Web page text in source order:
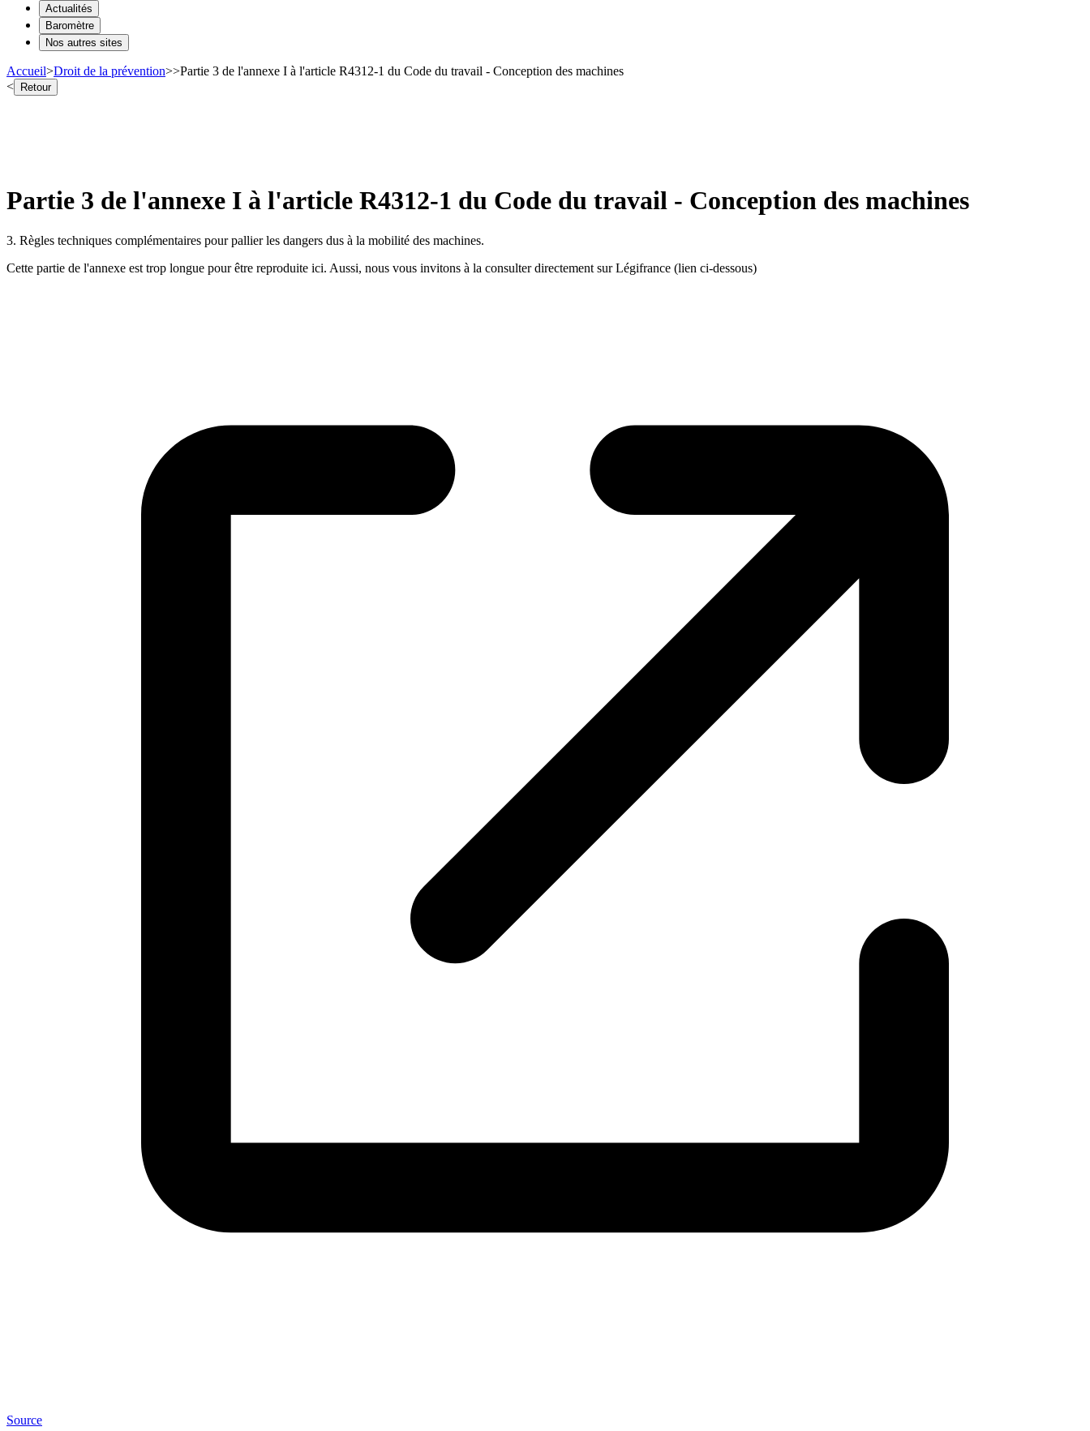
Actualités
Baromètre
Nos autres sites
Accueil>Droit de la prévention>>Partie 3 de l'annexe I à l'article R4312-1 du Code du travail - Conception des machines
< Retour
Partie 3 de l'annexe I à l'article R4312-1 du Code du travail - Conception des machines
3. Règles techniques complémentaires pour pallier les dangers dus à la mobilité des machines.
Cette partie de l'annexe est trop longue pour être reproduite ici. Aussi, nous vous invitons à la consulter directement sur Légifrance (lien ci-dessous)
Source